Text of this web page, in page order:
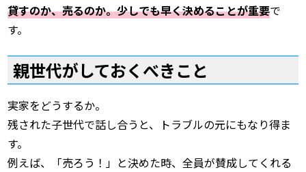
貸すのか、売るのか。少しでも早く決めることが重要で
す。
親世代がしておくべきこと
実家をどうするか。
残された子世代で話し合うと、トラブルの元にもなり得ま
す。
例えば、「売ろう！」と決めた時、全員が賛成してくれる